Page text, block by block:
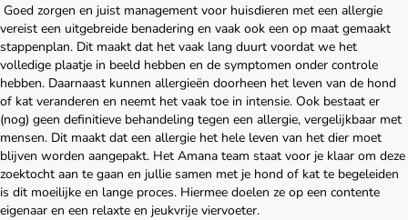
Blog
Contact
Maak een afspraak
Goed zorgen en juist management voor huisdieren met een allergie
vereist een uitgebreide benadering en vaak ook een op maat gemaakt
stappenplan. Dit maakt dat het vaak lang duurt voordat we het
volledige plaatje in beeld hebben en de symptomen onder controle
hebben. Daarnaast kunnen allergieën doorheen het leven van de hond
of kat veranderen en neemt het vaak toe in intensie. Ook bestaat er
(nog) geen definitieve behandeling tegen een allergie, vergelijkbaar met
mensen. Dit maakt dat een allergie het hele leven van het dier moet
blijven worden aangepakt. Het Amana team staat voor je klaar om deze
zoektocht aan te gaan en jullie samen met je hond of kat te begeleiden
is dit moeilijke en lange proces. Hiermee doelen ze op een contente
eigenaar en een relaxte en jeukvrije viervoeter.